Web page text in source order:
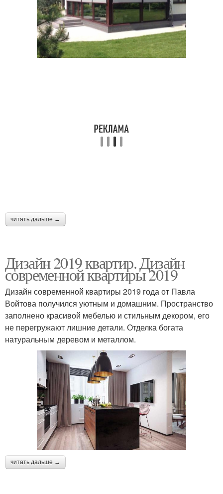
читать дальше →
Дизайн 2019 квартир. Дизайн
современной квартиры 2019
Дизайн современной квартиры 2019 года от Павла
Войтова получился уютным и домашним. Пространство
заполнено красивой мебелью и стильным декором, его
не перегружают лишние детали. Отделка богата
натуральным деревом и металлом.
читать дальше →